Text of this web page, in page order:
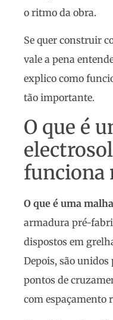
o ritmo da obra.
Se quer construir
vale a pena
explico como
tão importante.
O que é
funciona
O que é uma
armadura pré-
dispostos em
Depois, são
pontos de
com espaçamento